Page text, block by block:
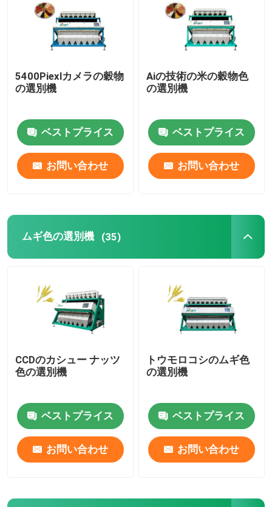
5400Piexlカメラの穀物
の選別機
ベストプライス
お問い合わせ
Aiの技術の米の穀物色
の選別機
ベストプライス
お問い合わせ
ムギ色の選別機 (35)
CCDのカシュー ナッツ
色の選別機
ベストプライス
お問い合わせ
トウモロコシのムギ色
の選別機
ベストプライス
お問い合わせ